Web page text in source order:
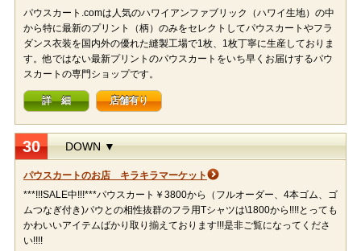
パウスカート.comは人気のハワイアンファブリック（ハワイ生地）の中
から特に最新のプリント（柄）のみをセレクトしてパウスカートやフラ
ダンス衣装を国内外の優れた縫製工場で1枚、1枚丁寧に生産しておりま
す。他ではない最新プリントのパウスカートをいち早くお届けするパウ
スカートの専門ショップです。
詳 細 店舗有り
30 DOWN ▼
パウスカートのお店 キラキラマーケット
***!!!SALE中!!!***パウスカート￥3800から（フルオーダー、4本ゴム、ゴ
ムつなぎ付き)パウとの相性抜群のフラ用Tシャツは\1800から!!!!とっても
かわいいアイテムばかり取り揃えております!!!是非ご覧になってくださ
い!!!!